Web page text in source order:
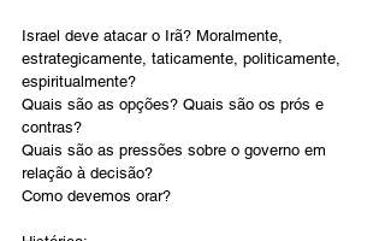
Israel deve atacar o Irã? Moralmente,
estrategicamente, taticamente, politicamente,
espiritualmente?
Quais são as opções? Quais são os prós e
contras?
Quais são as pressões sobre o governo em
relação à decisão?
Como devemos orar?